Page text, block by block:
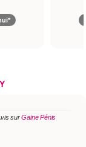
surGaine Pénis